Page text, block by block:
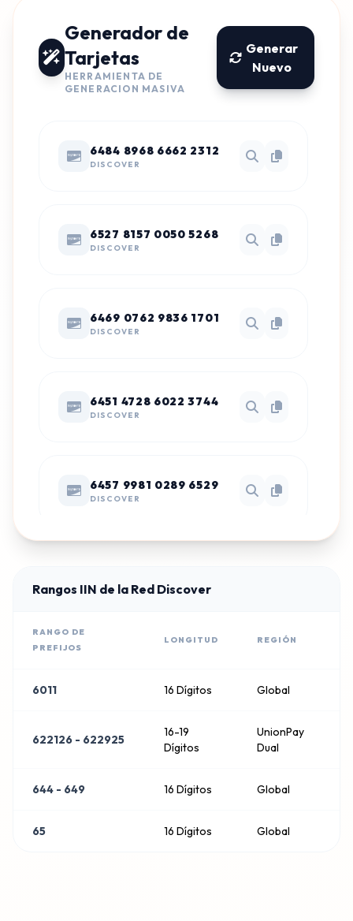
Generador de
Tarjetas
HERRAMIENTA DE
GENERACION MASIVA
Generar
Nuevo
6484 8968 6662 2312
DISCOVER
6527 8157 0050 5268
DISCOVER
6469 0762 9836 1701
DISCOVER
6451 4728 6022 3744
DISCOVER
6457 9981 0289 6529
DISCOVER
6498 3440 2358 5308
Rangos IIN de la Red Discover
RANGO DE
PREFIJOS
LONGITUD REGIÓN
6011 16 Dígitos Global
622126 - 622925
16-19
Dígitos
UnionPay
Dual
644 - 649 16 Dígitos Global
65 16 Dígitos Global